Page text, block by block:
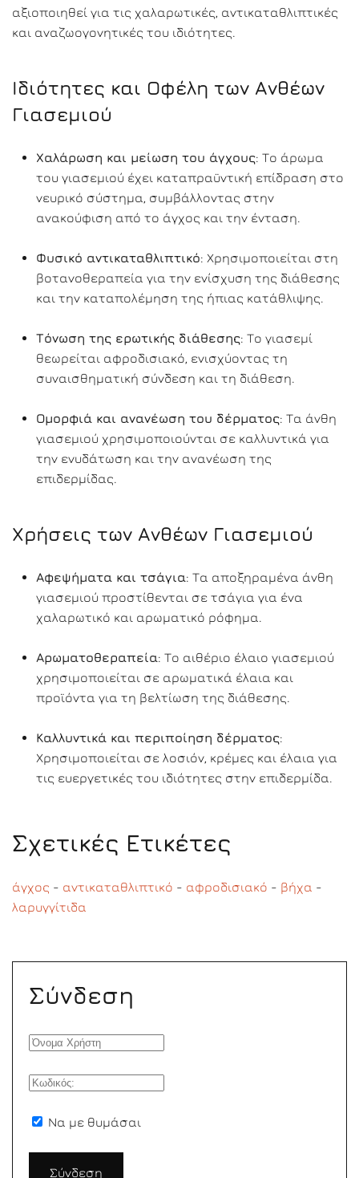
αξιοποιηθεί για τις χαλαρωτικές, αντικαταθλιπτικές
και αναζωογονητικές του ιδιότητες.
Ιδιότητες και Οφέλη των Ανθέων
Γιασεμιού
Χαλάρωση και μείωση του άγχους: Το άρωμα
του γιασεμιού έχει καταπραϋντική επίδραση στο
νευρικό σύστημα, συμβάλλοντας στην
ανακούφιση από το άγχος και την ένταση.
Φυσικό αντικαταθλιπτικό: Χρησιμοποιείται στη
βοτανοθεραπεία για την ενίσχυση της διάθεσης
και την καταπολέμηση της ήπιας κατάθλιψης.
Τόνωση της ερωτικής διάθεσης: Το γιασεμί
θεωρείται αφροδισιακό, ενισχύοντας τη
συναισθηματική σύνδεση και τη διάθεση.
Ομορφιά και ανανέωση του δέρματος: Τα άνθη
γιασεμιού χρησιμοποιούνται σε καλλυντικά για
την ενυδάτωση και την ανανέωση της
επιδερμίδας.
Χρήσεις των Ανθέων Γιασεμιού
Αφεψήματα και τσάγια: Τα αποξηραμένα άνθη
γιασεμιού προστίθενται σε τσάγια για ένα
χαλαρωτικό και αρωματικό ρόφημα.
Αρωματοθεραπεία: Το αιθέριο έλαιο γιασεμιού
χρησιμοποιείται σε αρωματικά έλαια και
προϊόντα για τη βελτίωση της διάθεσης.
Καλλυντικά και περιποίηση δέρματος:
Χρησιμοποιείται σε λοσιόν, κρέμες και έλαια για
τις ευεργετικές του ιδιότητες στην επιδερμίδα.
Σχετικές Ετικέτες
άγχος - αντικαταθλιπτικό - αφροδισιακό - βήχα -
λαρυγγίτιδα
Σύνδεση
Να με θυμάσαι
Σύνδεση